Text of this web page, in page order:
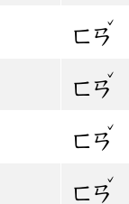
ㄈㄢ
ˇ
ㄈㄢ
ˇ
ㄈㄢ
ˇ
ㄈㄢ
ˇ